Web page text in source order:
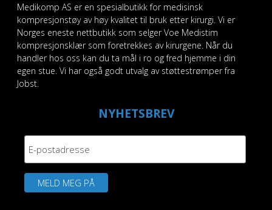
Medikomp AS er en spesialbutikk for medisinsk
kompresjonstøy av høy kvalitet til bruk etter kirurgi. Vi er
Norges eneste nettbutikk som selger Voe Medistim
kompresjonsklær som foretrekkes av kirurgene. Når du
handler hos oss kan du ta mål i ro og fred hjemme i din
egen stue. Vi har også godt utvalg av støttestrømper fra
Jobst.
NYHETSBREV